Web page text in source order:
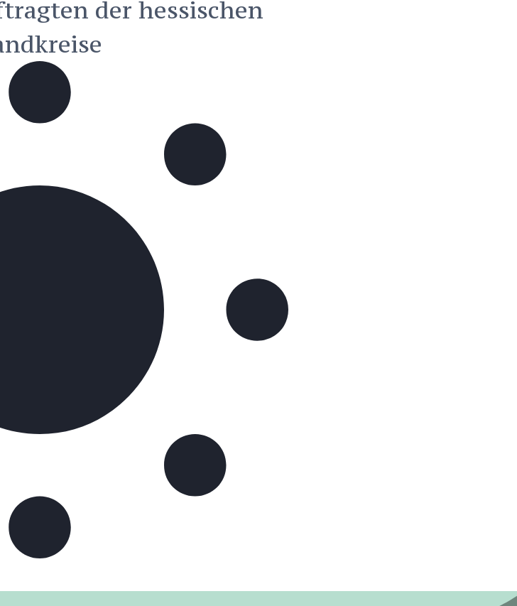
der hessischen